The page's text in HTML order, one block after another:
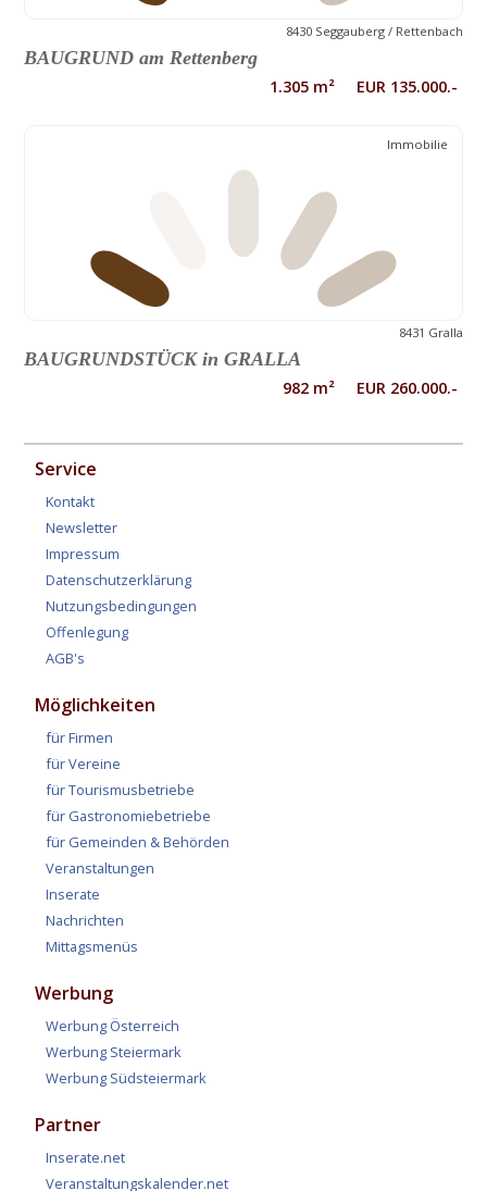
8430 Seggauberg / Rettenbach
BAUGRUND am Rettenberg
1.305 m² EUR 135.000.-
Immobilie
8431 Gralla
BAUGRUNDSTÜCK in GRALLA
982 m² EUR 260.000.-
Service
Kontakt
Newsletter
Impressum
Datenschutzerklärung
Nutzungsbedingungen
Offenlegung
AGB's
Möglichkeiten
für Firmen
für Vereine
für Tourismusbetriebe
für Gastronomiebetriebe
für Gemeinden & Behörden
Veranstaltungen
Inserate
Nachrichten
Mittagsmenüs
Werbung
Werbung Österreich
Werbung Steiermark
Werbung Südsteiermark
Partner
Inserate.net
Veranstaltungskalender.net